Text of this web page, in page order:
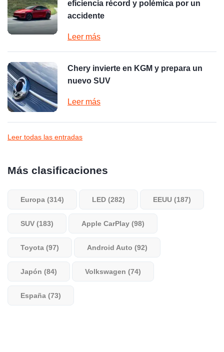
eficiencia récord y polémica por un
accidente
Leer más
Chery invierte en KGM y prepara un
nuevo SUV
Leer más
Leer todas las entradas
Más clasificaciones
Europa (314) LED (282) EEUU (187)
SUV (183) Apple CarPlay (98)
Toyota (97) Android Auto (92)
Japón (84) Volkswagen (74)
España (73)